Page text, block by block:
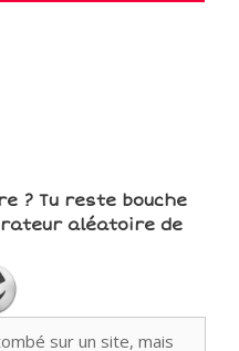
? Tu reste bouche
aléatoire de